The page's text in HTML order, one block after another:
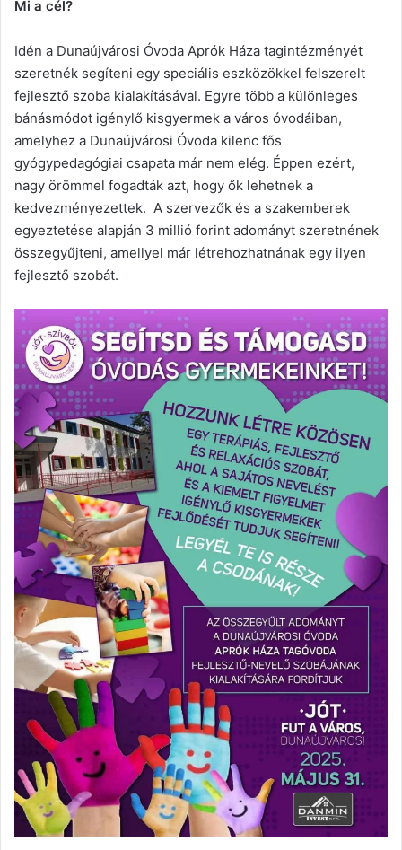
Mi a cél?
Idén a Dunaújvárosi Óvoda Aprók Háza tagintézményét
szeretnék segíteni egy speciális eszközökkel felszerelt
fejlesztő szoba kialakításával. Egyre több a különleges
bánásmódot igénylő kisgyermek a város óvodáiban,
amelyhez a Dunaújvárosi Óvoda kilenc fős
gyógypedagógiai csapata már nem elég. Éppen ezért,
nagy örömmel fogadták azt, hogy ők lehetnek a
kedvezményezettek. A szervezők és a szakemberek
egyeztetése alapján 3 millió forint adományt szeretnének
összegyűjteni, amellyel már létrehozhatnának egy ilyen
fejlesztő szobát.